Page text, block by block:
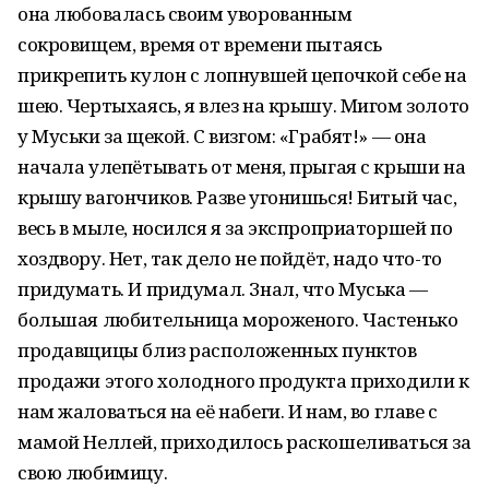
она любовалась своим уворованным
сокровищем, время от времени пытаясь
прикрепить кулон с лопнувшей цепочкой себе на
шею. Чертыхаясь, я влез на крышу. Мигом золото
у Муськи за щекой. С визгом: «Грабят!» — она
начала улепётывать от меня, прыгая с крыши на
крышу вагончиков. Разве угонишься! Битый час,
весь в мыле, носился я за экспроприаторшей по
хоздвору. Нет, так дело не пойдёт, надо что-то
придумать. И придумал. Знал, что Муська —
большая любительница мороженого. Частенько
продавщицы близ расположенных пунктов
продажи этого холодного продукта приходили к
нам жаловаться на её набеги. И нам, во главе с
мамой Неллей, приходилось раскошеливаться за
свою любимицу.